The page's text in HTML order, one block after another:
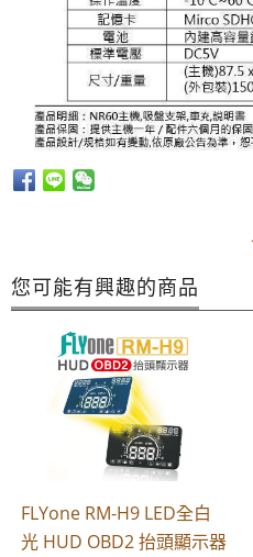
您可能有興趣的商品
FLYone RM-H9 LED全白
光 HUD OBD2 抬頭顯示器